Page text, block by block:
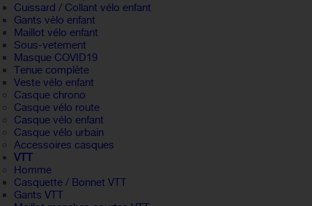
Cuissard / Collant vélo enfant
Gants vélo enfant
Maillot vélo enfant
Sous-vetement
Masque COVID19
Tenue complète
Veste vélo enfant
Casque chrono
Casque vélo route
Casque vélo enfant
Casque vélo urbain
Accessoires casques
VTT
Homme
Casquette / Bonnet VTT
Gants VTT